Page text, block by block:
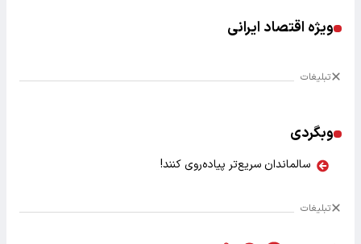
ویژه اقتصاد ایرانی
تبلیغات
وبگردی
سالماندان سریع‌تر پیاده‌روی کنند!
تبلیغات